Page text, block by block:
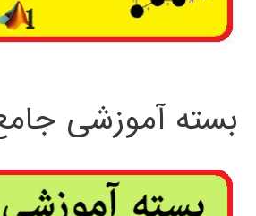
بسته آموزشی